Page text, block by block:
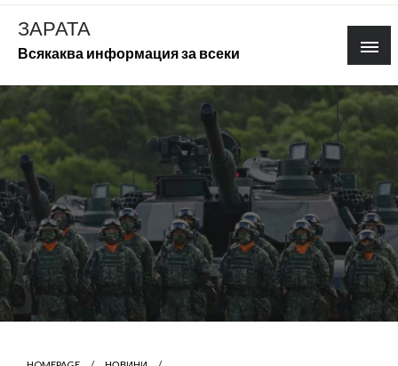
Skip
content
ЗАРАТА
Всякаква информация за всеки